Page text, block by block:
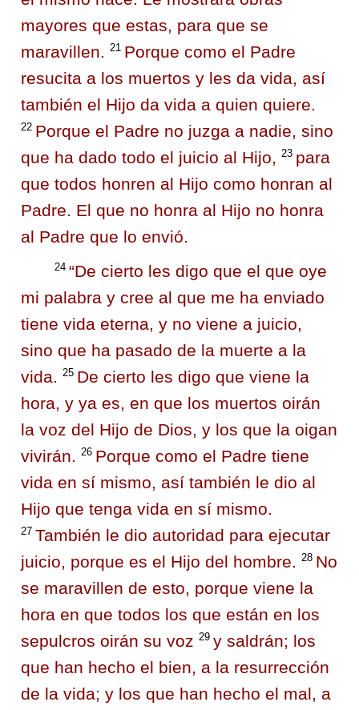
mayores que estas, para que se
maravillen.
21 Porque como el Padre
resucita a los muertos y les da vida, así
también el Hijo da vida a quien quiere.
22 Porque el Padre no juzga a nadie, sino
que ha dado todo el juicio al Hijo,
23 para
que todos honren al Hijo como honran al
Padre. El que no honra al Hijo no honra
al Padre que lo envió.
24 “De cierto les digo que el que oye
mi palabra y cree al que me ha enviado
tiene vida eterna, y no viene a juicio,
sino que ha pasado de la muerte a la
vida. 25 De cierto les digo que viene la
hora, y ya es, en que los muertos oirán
la voz del Hijo de Dios, y los que la oigan
vivirán. 26 Porque como el Padre tiene
vida en sí mismo, así también le dio al
Hijo que tenga vida en sí mismo.
27 También le dio autoridad para ejecutar
juicio, porque es el Hijo del hombre. 28 No
se maravillen de esto, porque viene la
hora en que todos los que están en los
sepulcros oirán su voz 29 y saldrán; los
que han hecho el bien, a la resurrección
de la vida; y los que han hecho el mal, a